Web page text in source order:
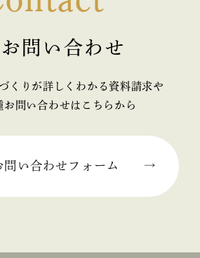
問い合わせ
くりが詳しくわかる資料請求や
お問い合わせはこちらから
問い合わせフォーム